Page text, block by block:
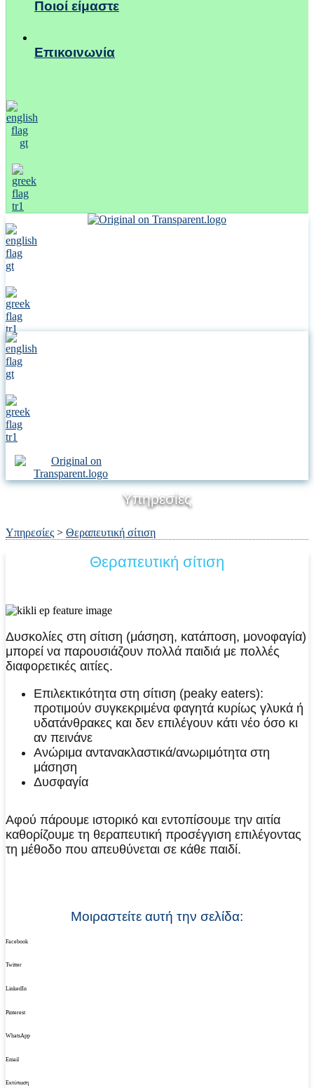
Ποιοί είμαστε
Επικοινωνία
Υπηρεσίες
Υπηρεσίες > Θεραπευτική σίτιση
Θεραπευτική σίτιση
Δυσκολίες στη σίτιση (μάσηση, κατάποση, μονοφαγία)
μπορεί να παρουσιάζουν πολλά παιδιά με πολλές
διαφορετικές αιτίες.
Επιλεκτικότητα στη σίτιση (peaky eaters):
προτιμούν συγκεκριμένα φαγητά κυρίως γλυκά ή
υδατάνθρακες και δεν επιλέγουν κάτι νέο όσο κι
αν πεινάνε
Ανώριμα αντανακλαστικά/ανωριμότητα στη
μάσηση
Δυσφαγία
Αφού πάρουμε ιστορικό και εντοπίσουμε την αιτία
καθορίζουμε τη θεραπευτική προσέγγιση επιλέγοντας
τη μέθοδο που απευθύνεται σε κάθε παιδί.
Μοιραστείτε αυτή την σελίδα:
Facebook
Twitter
LinkedIn
Pinterest
WhatsApp
Email
Εκτύπωση